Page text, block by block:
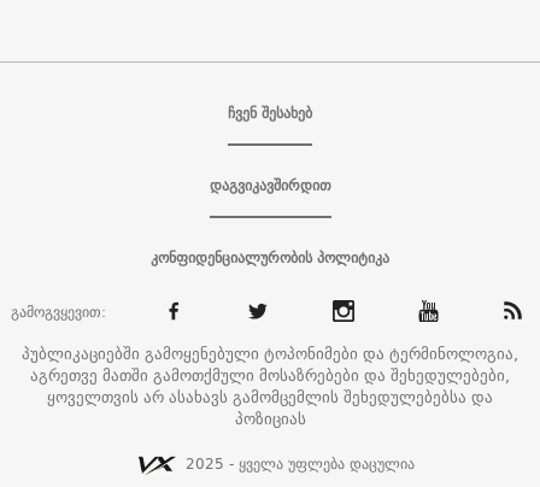
ჩვენ შესახებ
დაგვიკავშირდით
კონფიდენციალურობის პოლიტიკა
გამოგვყევით:
პუბლიკაციებში გამოყენებული ტოპონიმები და ტერმინოლოგია,
აგრეთვე მათში გამოთქმული მოსაზრებები და შეხედულებები,
ყოველთვის არ ასახავს გამომცემლის შეხედულებებსა და
პოზიციას
2025 - ყველა უფლება დაცულია